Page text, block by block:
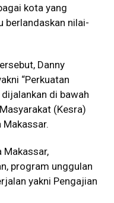
kota yang
berlandaskan nilai-
Danny
“Perkuatan
di bawah
(Kesra)
Makassar.
Makassar,
program unggulan
yakni Pengajian